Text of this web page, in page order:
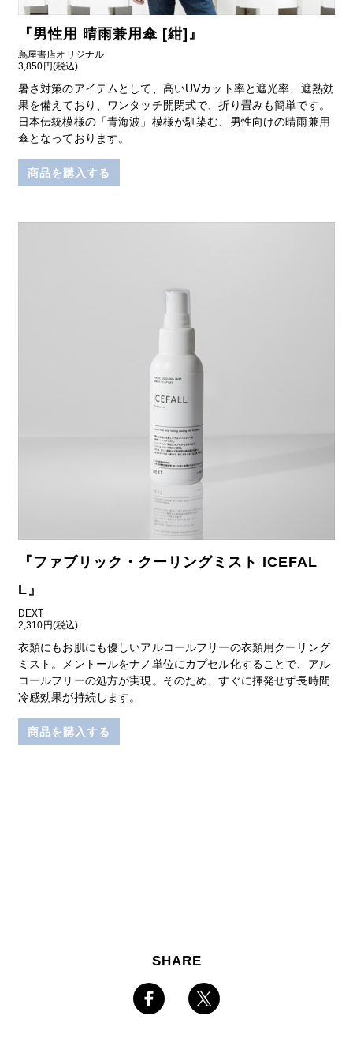
『男性用 晴雨兼用傘 [紺] 』
蔦屋書店オリジナル
3,850円(税込)
暑さ対策のアイテムとして、高いUVカット率と遮光率、遮熱効
果を備えており、ワンタッチ開閉式で、折り畳みも簡単です。
日本伝統模様の「青海波」模様が馴染む、男性向けの晴雨兼用
傘となっております。
商品を購入する
『 ファブリック・クーリングミスト ICEFAL
L 』
DEXT
2,310円(税込)
衣類にもお肌にも優しいアルコールフリーの衣類用クーリング
ミスト。メントールをナノ単位にカプセル化することで、アル
コールフリーの処方が実現。そのため、すぐに揮発せず長時間
冷感効果が持続します。
商品を購入する
SHARE